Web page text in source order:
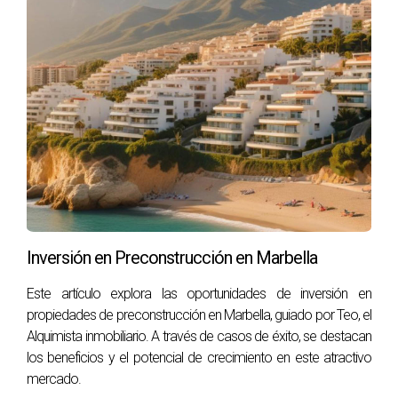
superficial. Habla de inteligencia emocional aplicada a la
comunicación humana.
Por qué los mejores cierres rara vez
parecen una venta
Existe una paradoja fascinante en el mundo inmobiliario.
Cuanto más percibe una persona que están intentando
venderle algo, más aumenta su resistencia natural. Por el
contrario, cuando siente que está manteniendo una
conversación honesta y relajada, su predisposición cambia
radicalmente.
Las operaciones más fluidas suelen desarrollarse en
entornos donde desaparece la sensación de presión. Los
clientes sienten que pueden expresar dudas, compartir
preocupaciones e incluso reconocer temores sin sentirse
Inversión en Preconstrucción en Marbella
Este artículo explora las oportunidades de inversión en
propiedades de preconstrucción en Marbella, guiado por Teo, el
Alquimista inmobiliario. A través de casos de éxito, se destacan
los beneficios y el potencial de crecimiento en este atractivo
mercado.